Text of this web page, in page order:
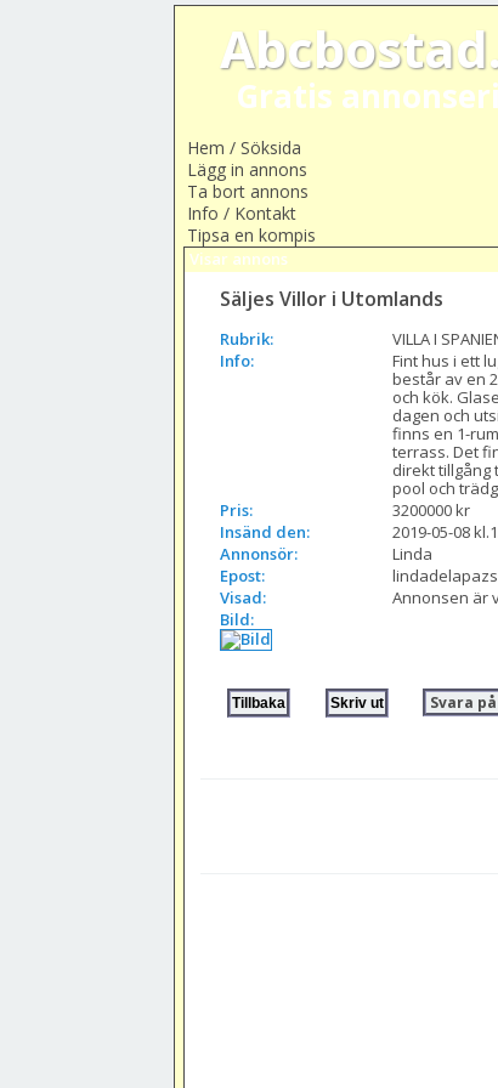
Gratis
Hem / Söksida
Lägg in annons
Ta bort annons
Info / Kontakt
Tipsa en kompis
Visar annons
Säljes Villor i Utomlands
Rubrik:
VILLA I
Info:
Fint hus i ett
består av en
och kök.
dagen och
finns en 1-
terrass. Det
direkt tillgång
pool och
Pris:
3200000 kr
Insänd den:
2019-05-08
Annonsör:
Linda
Epost:
Visad:
Annonsen är
Bild:
Svara